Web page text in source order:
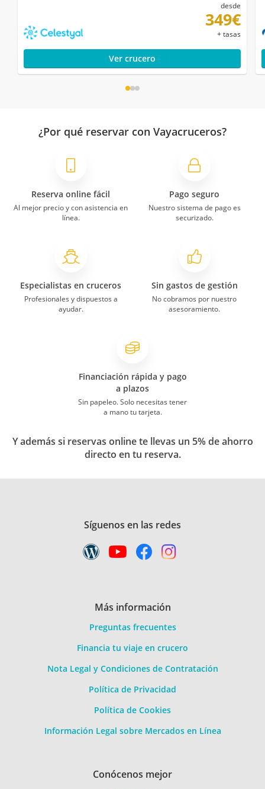
desde
349€
+ tasas
Ver crucero
¿Por qué reservar con Vayacruceros?
Reserva online fácil
Al mejor precio y con asistencia en
línea.
Pago seguro
Nuestro sistema de pago es
securizado.
Especialistas en cruceros
Profesionales y dispuestos a
ayudar.
Sin gastos de gestión
No cobramos por nuestro
asesoramiento.
Financiación rápida y pago
a plazos
Sin papeleo. Solo necesitas tener
a mano tu tarjeta.
Y además si reservas online te llevas un 5% de ahorro
directo en tu reserva.
Síguenos en las redes
Más información
Preguntas frecuentes
Financia tu viaje en crucero
Nota Legal y Condiciones de Contratación
Política de Privacidad
Política de Cookies
Información Legal sobre Mercados en Línea
Conócenos mejor